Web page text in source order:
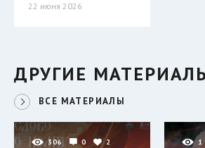
22 июня 2026
ДРУГИЕ
ВСЕ МАТЕРИАЛЫ
306 0 2 1